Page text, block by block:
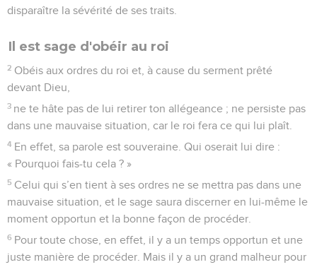
disparaître la sévérité de ses traits.
Il est sage d'obéir au roi
2 Obéis aux ordres du roi et, à cause du serment prêté
devant Dieu,
3 ne te hâte pas de lui retirer ton allégeance ; ne persiste pas
dans une mauvaise situation, car le roi fera ce qui lui plaît.
4 En effet, sa parole est souveraine. Qui oserait lui dire :
« Pourquoi fais-tu cela ? »
5 Celui qui s’en tient à ses ordres ne se mettra pas dans une
mauvaise situation, et le sage saura discerner en lui-même le
moment opportun et la bonne façon de procéder.
6 Pour toute chose, en effet, il y a un temps opportun et une
juste manière de procéder. Mais il y a un grand malheur pour